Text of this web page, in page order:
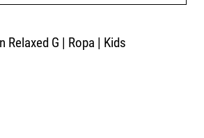
Relaxed G | Ropa | Kids